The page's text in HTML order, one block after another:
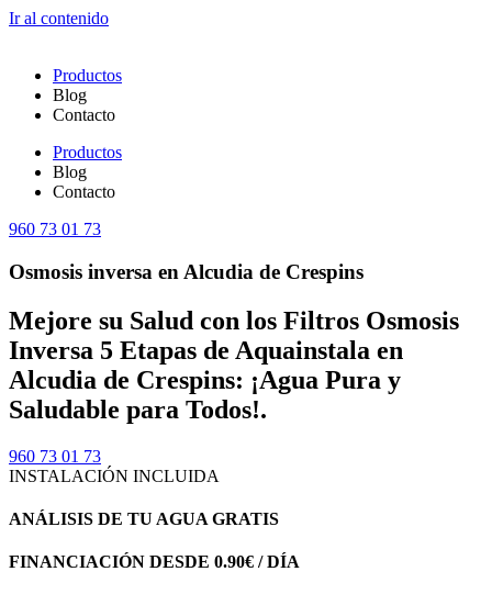
Ir al contenido
Productos
Blog
Contacto
Productos
Blog
Contacto
960 73 01 73
Osmosis inversa en Alcudia de Crespins
Mejore su Salud con los Filtros Osmosis
Inversa 5 Etapas de Aquainstala en
Alcudia de Crespins: ¡Agua Pura y
Saludable para Todos!.
960 73 01 73
INSTALACIÓN INCLUIDA
ANÁLISIS DE TU AGUA GRATIS
FINANCIACIÓN DESDE 0.90€ / DÍA